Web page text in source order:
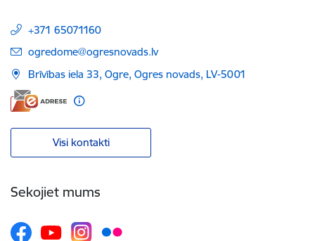
+371 65071160
E-pasts:
ogredome@ogresnovads.lv
Brīvības iela 33, Ogre, Ogres novads, LV-5001
Visi kontakti
Sekojiet mums